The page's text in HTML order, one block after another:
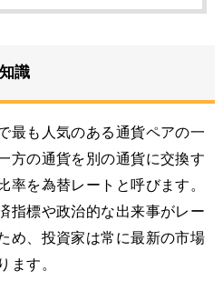
識
最も人気のある通貨ペアの一
方の通貨を別の通貨に交換す
率を為替レートと呼びます。
指標や政治的な出来事がレー
め、投資家は常に最新の市場
ます。